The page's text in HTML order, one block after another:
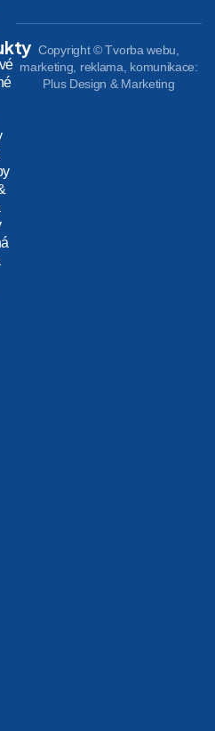
Copyright © Tvorba webu,
marketing, reklama, komunikace:
Plus Design & Marketing